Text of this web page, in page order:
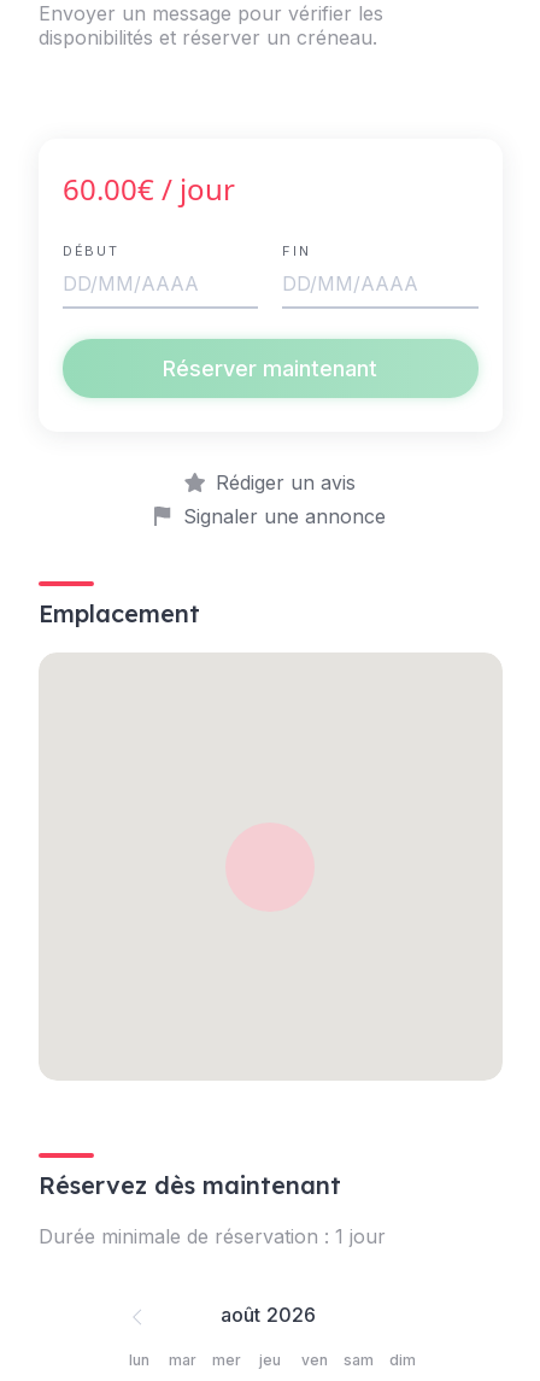
Envoyer un message pour vérifier les
disponibilités et réserver un créneau.
60.00€/ jour
DÉBUT FIN
Réserver maintenant
Rédiger un avis
Signaler une annonce
Emplacement
Réservez dès maintenant
Durée minimale de réservation : 1 jour
août
lun mar mer jeu ven sam dim